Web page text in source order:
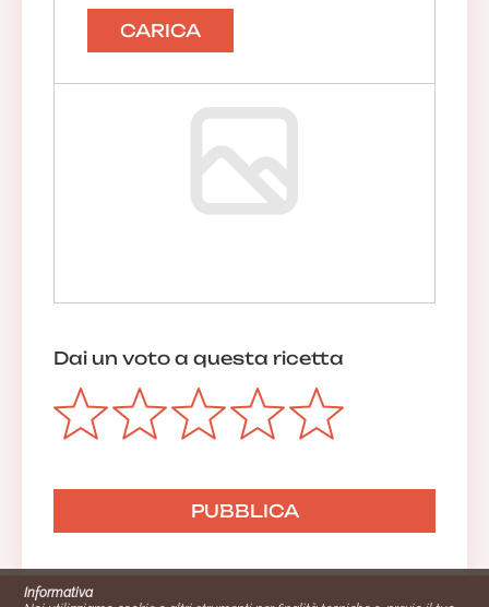
CARICA
Dai un voto a questa ricetta
Informativa